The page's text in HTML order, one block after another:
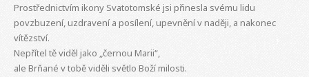
Prostřednictvím ikony Svatotomské jsi přinesla svému lidu
povzbuzení, uzdravení a posílení, upevnění v naději, a nakonec
vítězství.
Nepřítel tě viděl jako „černou Marii“,
ale Brňané v tobě viděli světlo Boží milosti.